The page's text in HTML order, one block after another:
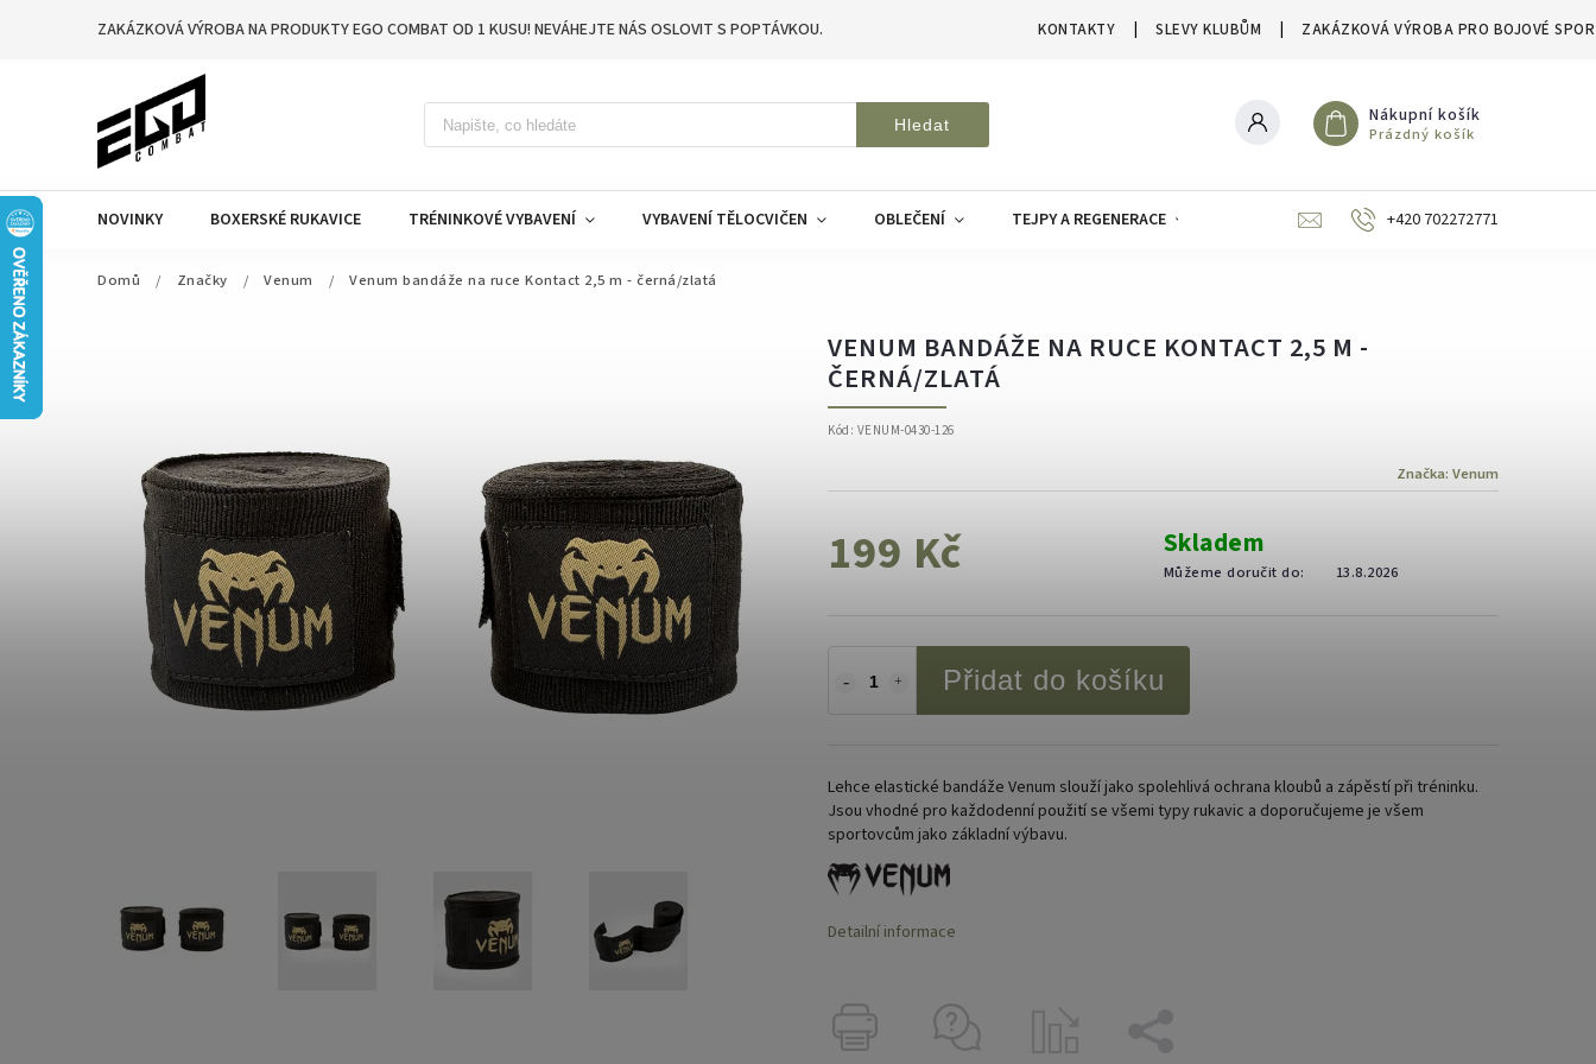
ZAKÁZKOVÁ VÝROBA NA PRODUKTY EGO COMBAT OD 1 KUSU! NEVÁHEJTE NÁS OSLOVIT S POPTÁVKOU. KONTAKTY SLEVY KLUBŮM ZAKÁZKOVÁ VÝROBA PRO BOJOVÉ
Hledat Nákupní košík
Prázdný košík
NOVINKY BOXERSKÉ RUKAVICE TRÉNINKOVÉ VYBAVENÍ VYBAVENÍ TĚLOCVIČEN OBLEČENÍ TEJPY A REGENERACE SLEVY A VÝPRODEJE
+420 702272771
Domů / Značky / Venum / Venum bandáže na ruce Kontact 2,5 m - černá/zlatá
VENUM BANDÁŽE NA RUCE KONTACT 2,5 M -
ČERNÁ/ZLATÁ
Kód: VENUM-0430-126
Značka: Venum
199 Kč Skladem
Můžeme doručit do: 13.8.2026
Přidat do košíku
Lehce elastické bandáže Venum slouží jako spolehlivá ochrana kloubů a zápěstí při tréninku.
Jsou vhodné pro každodenní použití se všemi typy rukavic a doporučujeme je všem
sportovcům jako základní výbavu.
Detailní informace